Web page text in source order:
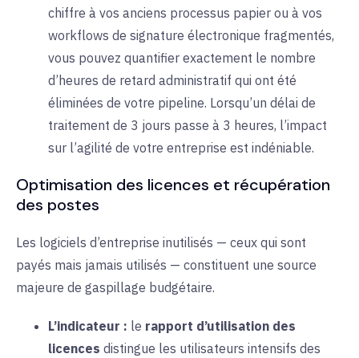
chiffre à vos anciens processus papier ou à vos
workflows de signature électronique fragmentés,
vous pouvez quantifier exactement le nombre
d’heures de retard administratif qui ont été
éliminées de votre pipeline. Lorsqu’un délai de
traitement de 3 jours passe à 3 heures, l’impact
sur l’agilité de votre entreprise est indéniable.
Optimisation des licences et récupération
des postes
Les logiciels d’entreprise inutilisés — ceux qui sont
payés mais jamais utilisés — constituent une source
majeure de gaspillage budgétaire.
L’indicateur : le rapport d’utilisation des
licences distingue les utilisateurs intensifs des